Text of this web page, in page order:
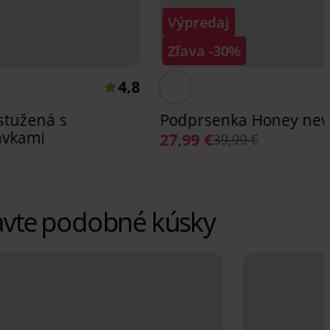
4,8
s
Výpredaj
Zľava -30%
Podprsenka Honey
27,99 €39,99 €
podobné kúsky